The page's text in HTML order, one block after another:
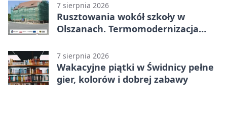
7 sierpnia 2026
Rusztowania wokół szkoły w
Olszanach. Termomodernizacja
7 sierpnia 2026
Wakacyjne piątki w Świdnicy pełne
gier, kolorów i dobrej zabawy